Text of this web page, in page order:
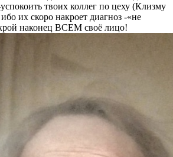
твоих коллег по цеху (Клизму
их скоро накроет диагноз -«не
наконец ВСЕМ своё лицо!